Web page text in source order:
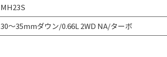
MH23S
30～35mmダウン/0.66L 2WD NA/ターボ